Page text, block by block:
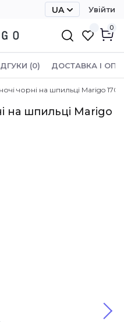
UA
Увійти
0
(0) ДОСТАВКА І
чорні на шпильці Marigo
на шпильці Marigo